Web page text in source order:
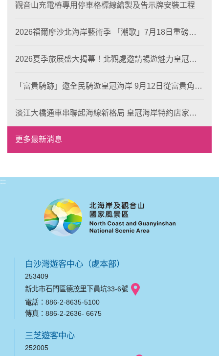
觀音山充電樁專用停車格標線繪製及告示牌安裝工程
2026福爾摩沙北海岸藝術季 「潮歌」7月18日重磅登
2026夏季旅展盛大揭幕！北觀處邀請暢遊魅力皇冠海
「富貴騎跡」邀全民騎遊皇冠海岸 9月12日從富貴角出
淡江大橋通車串聯起海線新格局 皇冠海岸特約店家、
風格形塑即日起開放報名
更多最新消息
:::
白沙灣遊客中心（處本部）
253409
新北市石門區德茂里下員坑33-6號
電話：886-2-8635-5100
傳真：886-2-2636- 6675
三芝遊客中心
252005